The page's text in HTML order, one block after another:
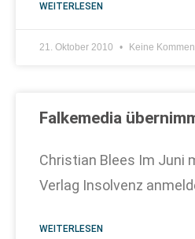
WEITERLESEN
21. Oktober 2010 Keine
Falkemedia
Christian Blees Im Juni
Verlag Insolvenz
WEITERLESEN